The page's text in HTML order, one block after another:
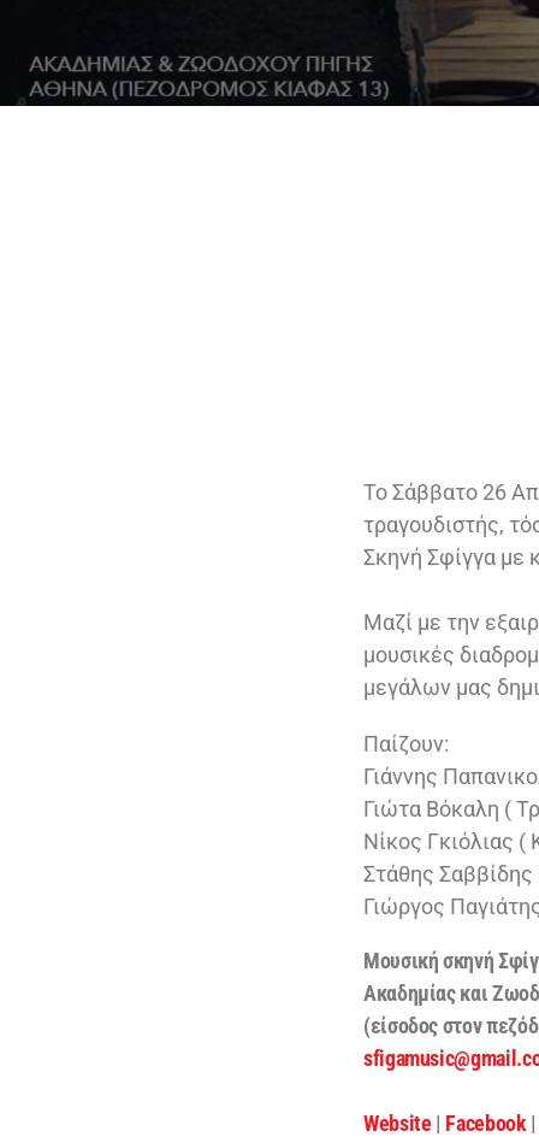
Το Σάββατο 26
τραγουδιστής,
Σκηνή Σφίγγα με
Μαζί με την
μουσικές
μεγάλων μας
Παίζουν:
Γιάννης
Γιώτα Βόκαλη (
Νίκος Γκιόλιας (
Στάθης
Γιώργος
Μουσική σκηνή
Ακαδημίας και
(είσοδος στον
Website | Facebook|